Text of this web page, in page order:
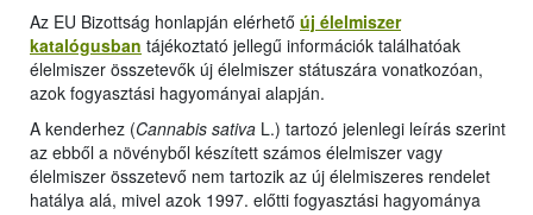
Az EU Bizottság honlapján elérhető új élelmiszer
katalógusban tájékoztató jellegű információk találhatóak
élelmiszer összetevők új élelmiszer státuszára vonatkozóan,
azok fogyasztási hagyományai alapján.
A kenderhez (Cannabis sativa L.) tartozó jelenlegi leírás szerint
az ebből a növényből készített számos élelmiszer vagy
élelmiszer összetevő nem tartozik az új élelmiszeres rendelet
hatálya alá, mivel azok 1997. előtti fogyasztási hagyománya